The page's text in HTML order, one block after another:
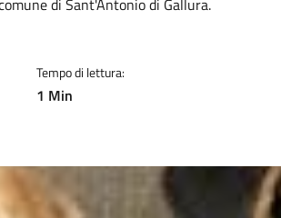
di Sant'Antonio di Gallura.
Tempo di lettura:
1 Min